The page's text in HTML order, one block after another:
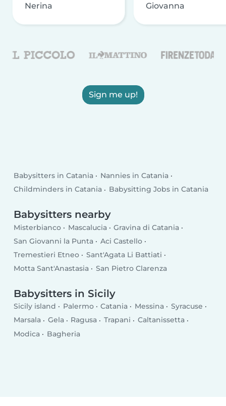
Nerina Giovanna
Sign me up!
Babysitters in Catania
Nannies in Catania
Childminders in Catania
Babysitting Jobs in Catania
Babysitters nearby
Misterbianco Mascalucia
Gravina di Catania
San Giovanni la Punta
Aci Castello
Tremestieri Etneo
Sant'Agata Li Battiati
Motta Sant'Anastasia
San Pietro Clarenza
Babysitters in Sicily
Sicily island Palermo Catania Messina
Syracuse
Marsala
Gela Ragusa Trapani
Caltanissetta
Modica
Bagheria